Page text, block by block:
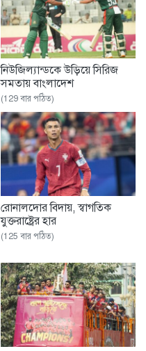
নিউজিল্যান্ডকে উড়িয়ে সিরিজ
সমতায় বাংলাদেশ
(129 বার পঠিত)
রোনালদোর বিদায়, স্বাগতিক
যুক্তরাষ্ট্রের হার
(125 বার পঠিত)